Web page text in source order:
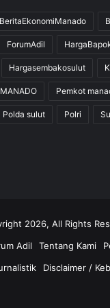
BeritaEkonomiManado
ForumAdil
Hargasembakosulut
MANADO Pemkot
Polda sulut Polri
2026, All Rights
Adil Tentang Kami
Disclaimer /